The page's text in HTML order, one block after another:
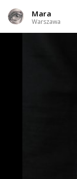
Black
Mara
Warszawa